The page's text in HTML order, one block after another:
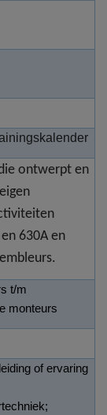
ontwerpt en
630A en
t/m
monteurs
of ervaring